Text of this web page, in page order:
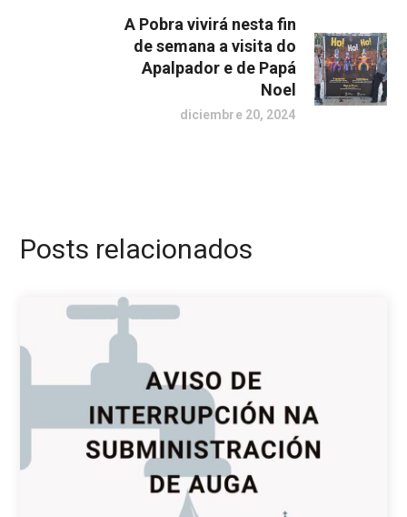
A Pobra vivirá nesta fin
de semana a visita do
Apalpador e de Papá
Noel
diciembre 20, 2024
Posts relacionados